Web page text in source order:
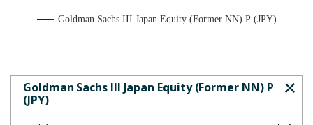
Goldman Sachs III Japan Equity (Former NN) P (JPY)
Goldman Sachs III Japan Equity (Former NN) P
(JPY)